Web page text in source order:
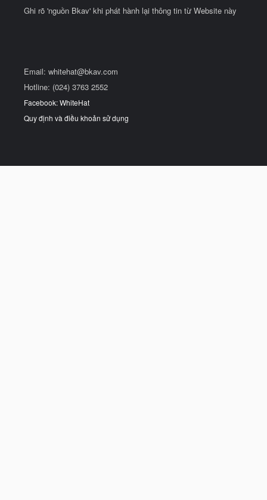
Ghi rõ 'nguồn Bkav' khi phát hành lại thông tin từ Website này
Email: whitehat@bkav.com
Hotline: (024) 3763 2552
Facebook: WhiteHat
Quy định và điều khoản sử dụng